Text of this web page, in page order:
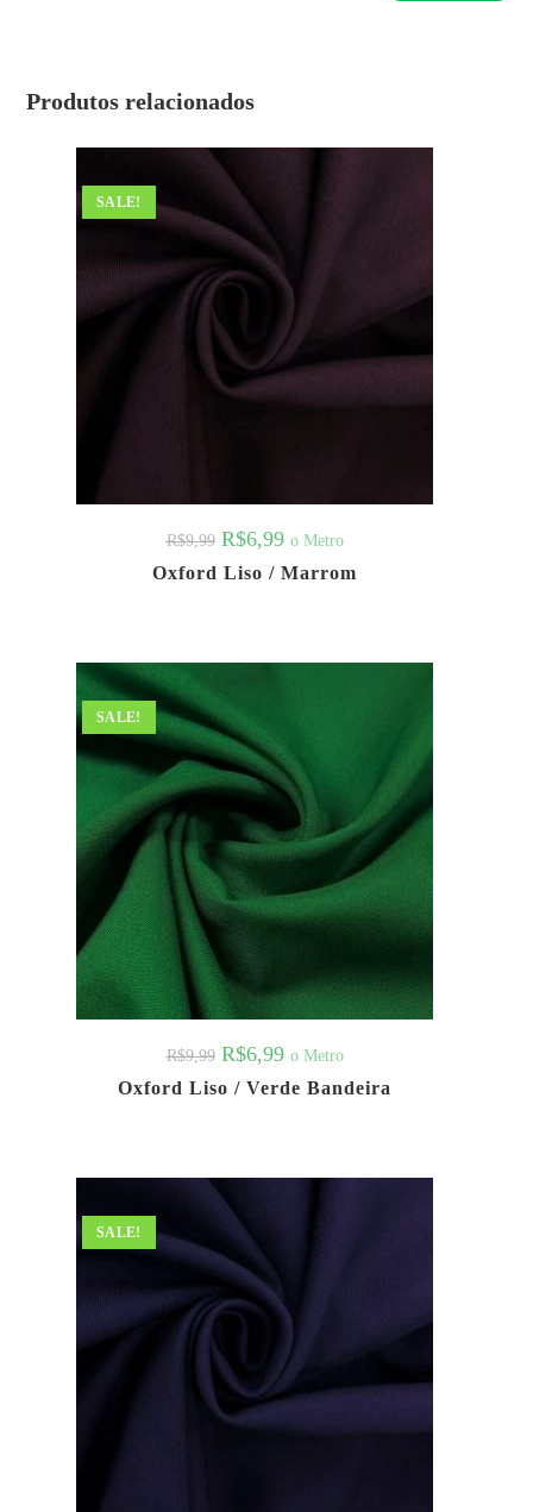
Produtos relacionados
SALE!
R$9,99 R$6,99 o Metro
Oxford Liso / Marrom
SALE!
R$9,99 R$6,99 o Metro
Oxford Liso / Verde Bandeira
SALE!